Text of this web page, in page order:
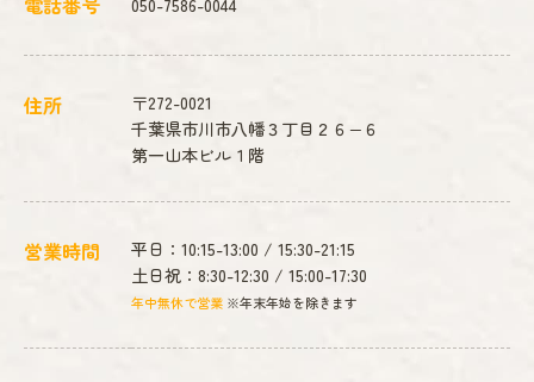
050-7586-0044
住所
〒272-0021
千葉県市川市八幡３丁目２６−６
第一山本ビル１階
営業時間
平日：10:15-13:00 / 15:30-21:15
土日祝：8:30-12:30 / 15:00-17:30
年中無休で営業 ※年末年始を除きます